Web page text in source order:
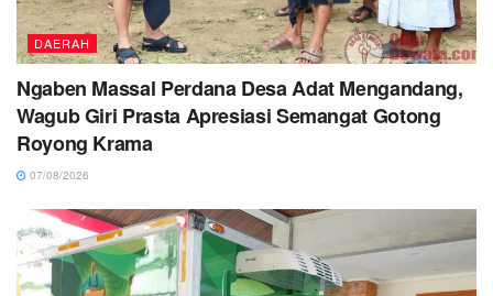
DAERAH
Ngaben Massal Perdana Desa Adat Mengandang,
Wagub Giri Prasta Apresiasi Semangat Gotong
Royong Krama
07/08/2026